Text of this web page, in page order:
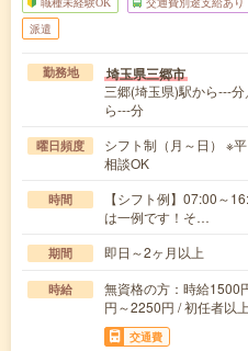
職種未経験OK 交通費別途支給あり
派遣
勤務地 埼玉県三郷市
三郷(埼玉県)駅から---
ら---分
曜日頻度
シフト制（月～日） ※
相談OK
時間
【シフト例】07:00～
は一例です！そ…
期間 即日～2ヶ月以上
時給
無資格の方：時給1500
円～2250円 / 初任者以
交通費